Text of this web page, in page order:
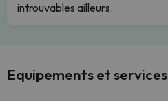
introuvables ailleurs.
Equipements et services